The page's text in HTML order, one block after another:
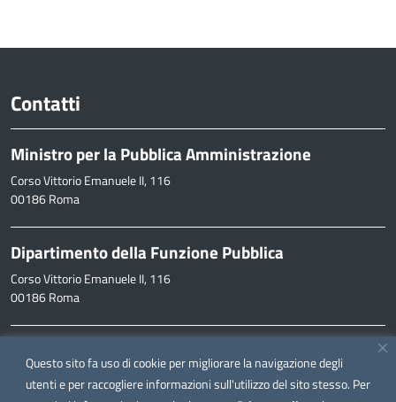
Questo sito fa uso di cookie per migliorare la navigazione degli
utenti e per raccogliere informazioni sull'utilizzo del sito stesso. Per
Contatti
Ministro per la Pubblica Amministrazione
Corso Vittorio Emanuele II, 116
00186 Roma
Dipartimento della Funzione Pubblica
Corso Vittorio Emanuele II, 116
00186 Roma
inpa@funzionepubblica.it